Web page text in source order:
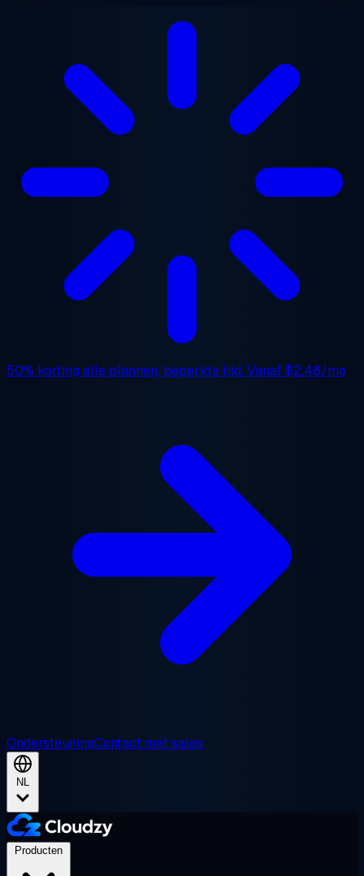
50% korting alle plannen, beperkte tijd. Vanaf$2.48/mo
OndersteuningContact met sales
NL